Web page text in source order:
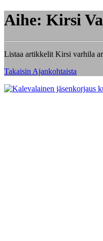
Aihe: Kirsi
Listaa artikkelit Kirsi varhila
Takaisin Ajankohtaista